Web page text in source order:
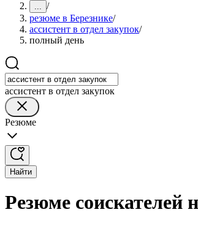
... /
резюме в Березнике/
ассистент в отдел закупок/
полный день
ассистент в отдел закупок
Резюме
Найти
Резюме соискателей